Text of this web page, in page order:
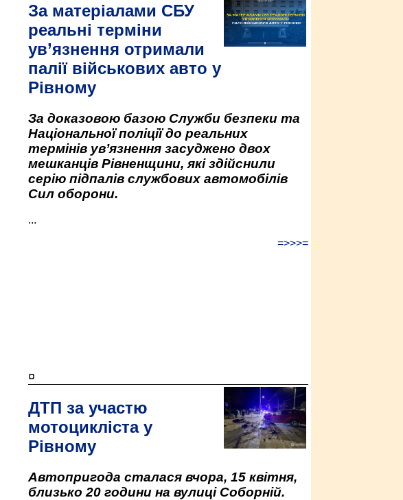
За матеріалами СБУ
реальні терміни
ув’язнення отримали
палії військових авто у
Рівному
За доказовою базою Служби безпеки та
Національної поліції до реальних
термінів ув’язнення засуджено двох
мешканців Рівненщини, які здійснили
серію підпалів службових автомобілів
Сил оборони.
...
=>>>=
¤
ДТП за участю
мотоцикліста у
Рівному
Автопригода сталася вчора, 15 квітня,
близько 20 години на вулиці Соборній.